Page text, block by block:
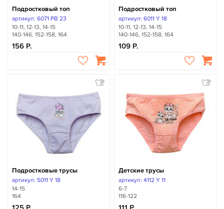
Подростковый топ
артикул: 6071 PB 23
10-11, 12-13, 14-15
140-146, 152-158, 164
156
Подростковый топ
артикул: 6011 Y 18
10-11, 12-13, 14-15
140-146, 152-158, 164
109
Подростковые трусы
артикул: 5011 Y 18
14-15
164
Детские трусы
артикул: 4112 Y 11
6-7
116-122